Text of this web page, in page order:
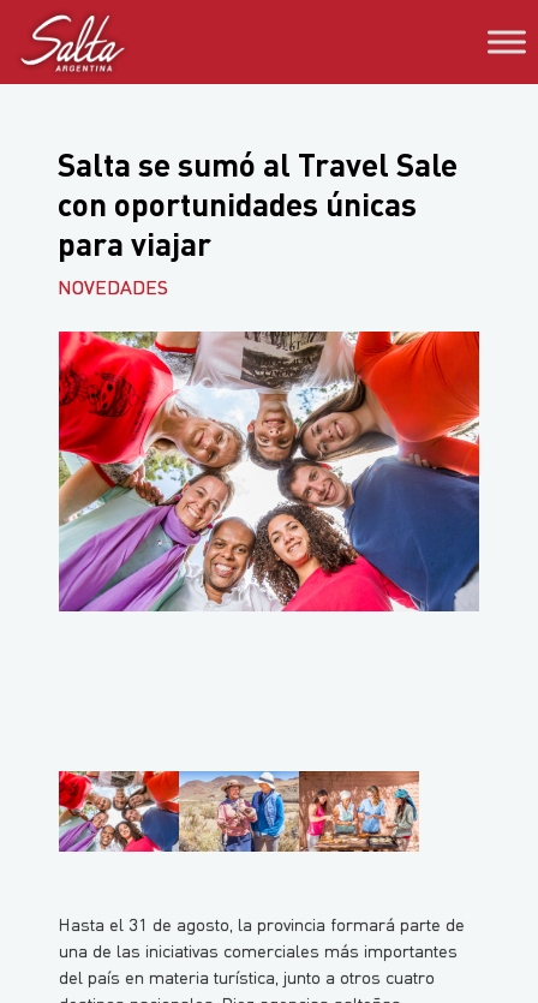
Saltar
contenido
Salta se sumó al Travel Sale
con oportunidades únicas
para viajar
NOVEDADES
Hasta el 31 de agosto, la provincia formará parte de
una de las iniciativas comerciales más importantes
del país en materia turística, junto a otros cuatro